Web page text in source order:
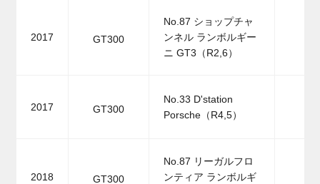
2017 GT300
No.87 ショップチャ
ンネル ランボルギー
ニ GT3（R2,6）
2017 GT300
No.33 D'station
Porsche（R4,5）
2018 GT300
No.87 リーガルフロ
ンティア ランボルギ